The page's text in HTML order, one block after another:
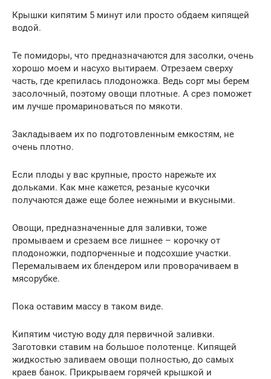
Крышки кипятим 5 минут или просто обдаем кипящей
водой.
Те помидоры, что предназначаются для засолки, очень
хорошо моем и насухо вытираем. Отрезаем сверху
часть, где крепилась плодоножка. Ведь сорт мы берем
засолочный, поэтому овощи плотные. А срез поможет
им лучше промариноваться по мякоти.
Закладываем их по подготовленным емкостям, не
очень плотно.
Если плоды у вас крупные, просто нарежьте их
дольками. Как мне кажется, резаные кусочки
получаются даже еще более нежными и вкусными.
Овощи, предназначенные для заливки, тоже
промываем и срезаем все лишнее – корочку от
плодоножки, подпорченные и подсохшие участки.
Перемалываем их блендером или проворачиваем в
мясорубке.
Пока оставим массу в таком виде.
Кипятим чистую воду для первичной заливки.
Заготовки ставим на большое полотенце. Кипящей
жидкостью заливаем овощи полностью, до самых
краев банок. Прикрываем горячей крышкой и